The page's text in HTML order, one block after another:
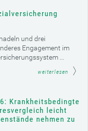
und drei
Engagement im
...
weiterlesen
Krankheitsbedingte
leicht
nehmen zu